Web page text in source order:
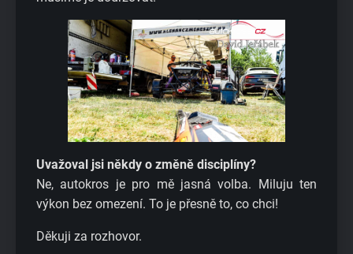
Uvažoval jsi někdy o změně disciplíny?
Ne, autokros je pro mě jasná volba. Miluju ten
výkon bez omezení. To je přesně to, co chci!
Děkuji za rozhovor.